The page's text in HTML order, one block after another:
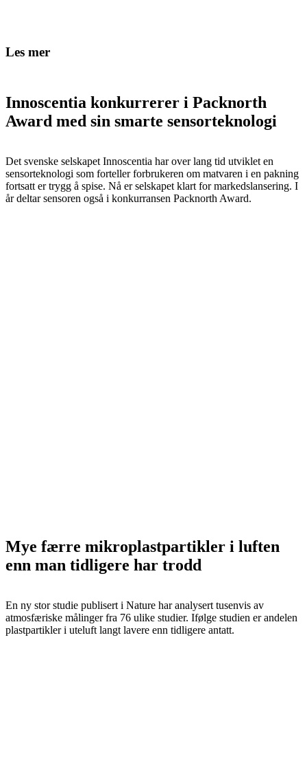
Les mer
Innoscentia konkurrerer i Packnorth
Award med sin smarte sensorteknologi
Det svenske selskapet Innoscentia har over lang tid utviklet en
sensorteknologi som forteller forbrukeren om matvaren i en pakning
fortsatt er trygg å spise. Nå er selskapet klart for markedslansering. I
år deltar sensoren også i konkurransen Packnorth Award.
Mye færre mikroplastpartikler i luften
enn man tidligere har trodd
En ny stor studie publisert i Nature har analysert tusenvis av
atmosfæriske målinger fra 76 ulike studier. Ifølge studien er andelen
plastpartikler i uteluft langt lavere enn tidligere antatt.